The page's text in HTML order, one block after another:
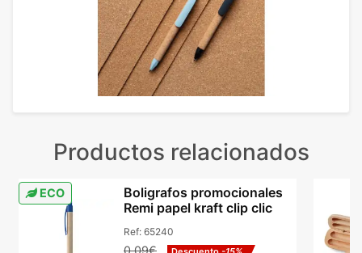
Productos relacionados
ECO
Boligrafos promocionales
Remi papel kraft clip clic
Ref: 65240
0,09€